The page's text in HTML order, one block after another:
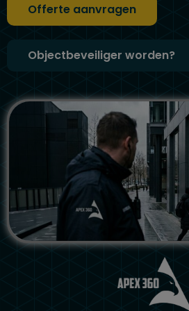
Offerte aanvragen
Objectbeveiliger worden?